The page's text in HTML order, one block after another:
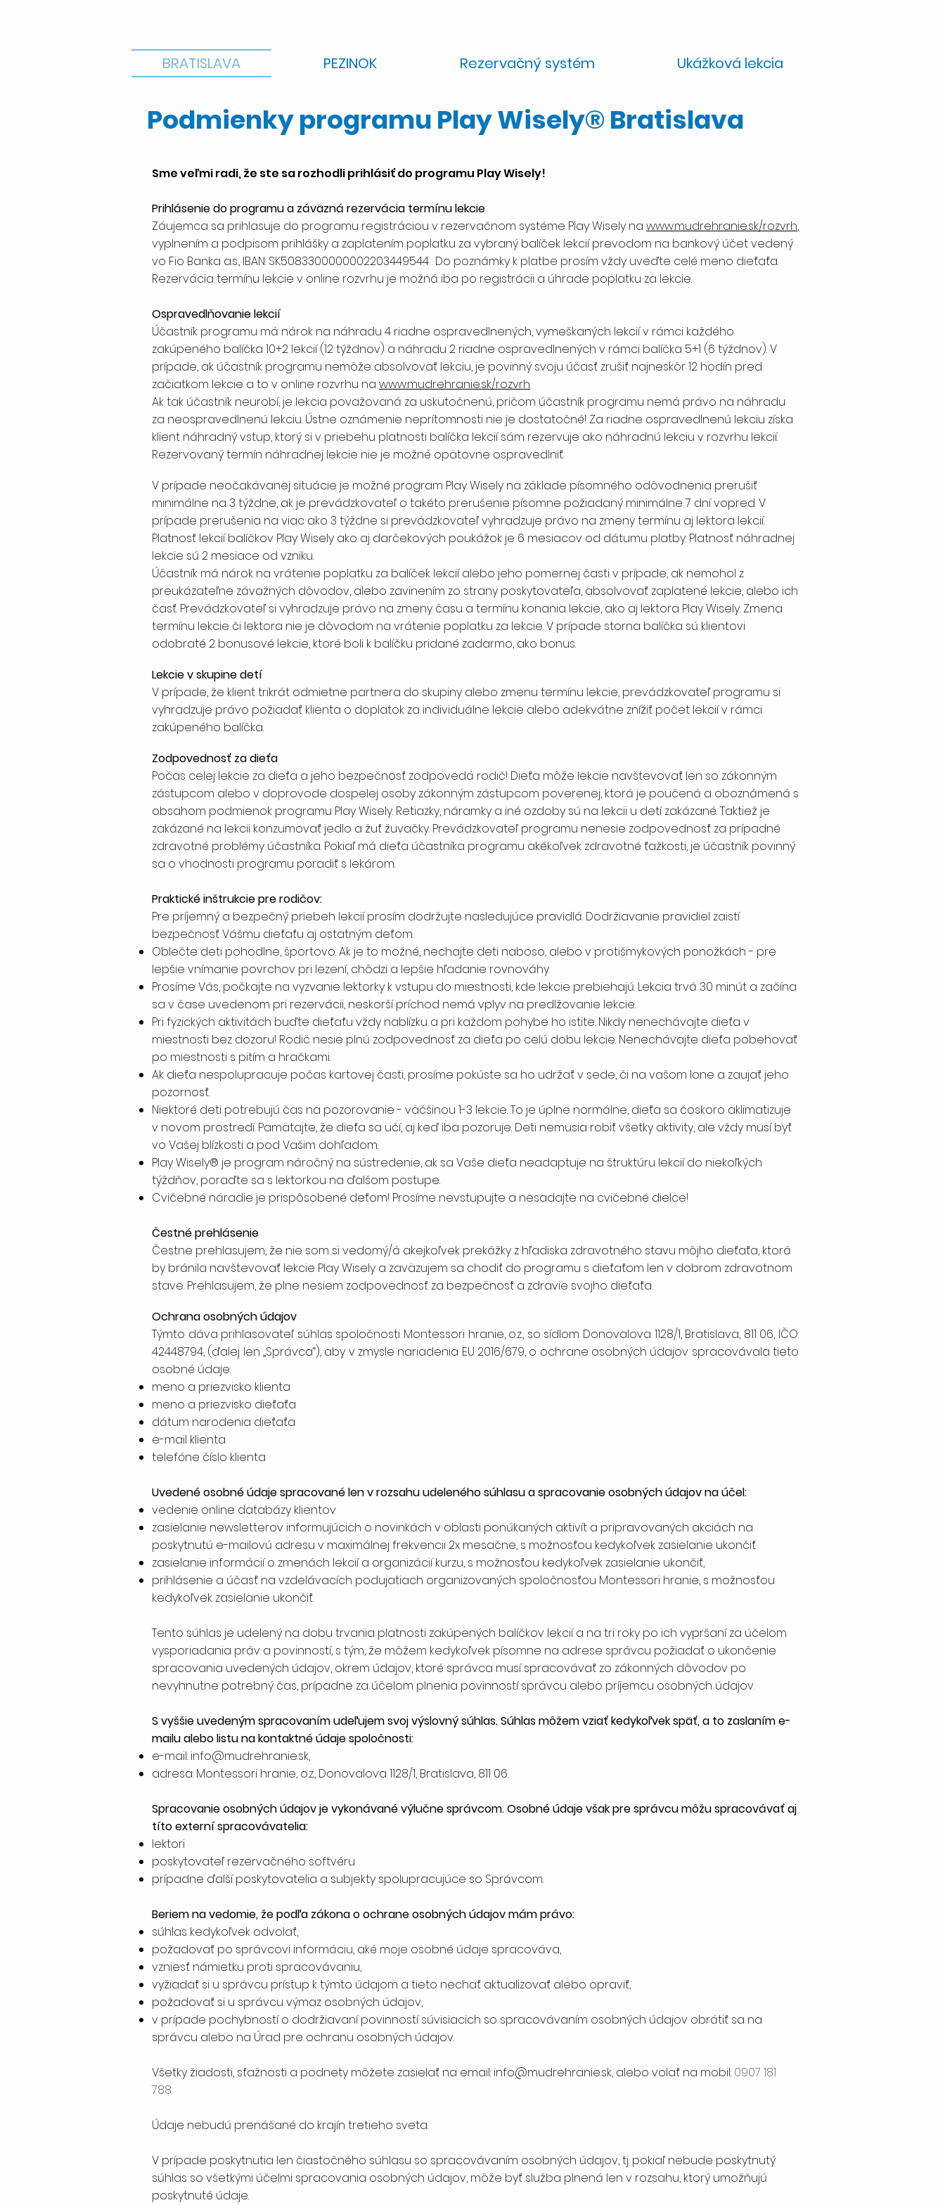
BRATISLAVA PEZINOK Rezervačný systém Ukážková lekcia
Podmienky programu Play Wisely® Bratislava
Sme veľmi radi, že ste sa rozhodli prihlásiť do programu Play Wisely!
Prihlásenie do programu a záväzná rezervácia termínu lekcie
Záujemca sa prihlasuje do programu registráciou v rezervačnom systéme Play Wisely na www.mudrehranie.sk/rozvrh,
vyplnením a podpisom prihlášky a zaplatením poplatku za vybraný balíček lekcií prevodom na bankový účet vedený
vo Fio Banka a.s., IBAN: SK5083300000002203449544 . Do poznámky k platbe prosím vždy uveďte celé meno dieťaťa.
Rezervácia termínu lekcie v online rozvrhu je možná iba po registrácii a úhrade poplatku za lekcie.
Ospravedlňovanie lekcií
Účastník programu má nárok na náhradu 4 riadne ospravedlnených, vymeškaných lekcií v rámci každého
zakúpeného balíčka 10+2 lekcií (12 týždnov) a náhradu 2 riadne ospravedlnených v rámci balíčka 5+1 (6 týždnov). V
prípade, ak účastník programu nemôže absolvovať lekciu, je povinný svoju účasť zrušiť najneskôr 12 hodín pred
začiatkom lekcie a to v online rozvrhu na www.mudrehranie.sk/rozvrh.
Ak tak účastník neurobí, je lekcia považovaná za uskutočnenú, pričom účastník programu nemá právo na náhradu
za neospravedlnenú lekciu. Ústne oznámenie neprítomnosti nie je dostatočné! Za riadne ospravedlnenú lekciu získa
klient náhradný vstup, ktorý si v priebehu platnosti balíčka lekcií sám rezervuje ako náhradnú lekciu v rozvrhu lekcií.
Rezervovaný termín náhradnej lekcie nie je možné opätovne ospravedlniť.
V prípade neočakávanej situácie je možné program Play Wisely na základe písomného odôvodnenia prerušiť
minimálne na 3 týždne, ak je prevádzkovateľ o takéto prerušenie písomne požiadaný minimálne 7 dní vopred. V
prípade prerušenia na viac ako 3 týždne si prevádzkovateľ vyhradzuje právo na zmeny termínu aj lektora lekcií.
Platnosť lekcií balíčkov Play Wisely ako aj darčekových poukážok je 6 mesiacov od dátumu platby. Platnosť náhradnej
lekcie sú 2 mesiace od vzniku.
Účastník má nárok na vrátenie poplatku za balíček lekcií alebo jeho pomernej časti v prípade, ak nemohol z
preukázateľne závažných dôvodov, alebo zavinením zo strany poskytovateľa, absolvovať zaplatené lekcie, alebo ich
časť. Prevádzkovateľ si vyhradzuje právo na zmeny času a termínu konania lekcie, ako aj lektora Play Wisely. Zmena
termínu lekcie či lektora nie je dôvodom na vrátenie poplatku za lekcie. V prípade storna balíčka sú klientovi
odobraté 2 bonusové lekcie, ktoré boli k balíčku pridané zadarmo, ako bonus.
Lekcie v skupine detí
V prípade, že klient trikrát odmietne partnera do skupiny alebo zmenu termínu lekcie, prevádzkovateľ programu si
vyhradzuje právo požiadať klienta o doplatok za individuálne lekcie alebo adekvátne znížiť počet lekcií v rámci
zakúpeného balíčka.
Zodpovednosť za dieťa
Počas celej lekcie za dieťa a jeho bezpečnosť zodpovedá rodič! Dieťa môže lekcie navštevovať len so zákonným
zástupcom alebo v doprovode dospelej osoby zákonným zástupcom poverenej, ktorá je poučená a oboznámená s
obsahom podmienok programu Play Wisely. Retiazky, náramky a iné ozdoby sú na lekcii u detí zakázané. Taktiež je
zakázané na lekcii konzumovať jedlo a žuť žuvačky. Prevádzkovateľ programu nenesie zodpovednosť za prípadné
zdravotné problémy účastníka. Pokiaľ má dieťa účastníka programu akékoľvek zdravotné ťažkosti, je účastník povinný
sa o vhodnosti programu poradiť s lekárom.
Praktické inštrukcie pre rodičov:
Pre príjemný a bezpečný priebeh lekcií prosím dodržujte nasledujúce pravidlá. Dodržiavanie pravidiel zaistí
bezpečnosť Vášmu dieťaťu aj ostatným deťom.
Oblečte deti pohodlne, športovo. Ak je to možné, nechajte deti naboso, alebo v protišmykových ponožkách - pre
lepšie vnímanie povrchov pri lezení, chôdzi a lepšie hľadanie rovnováhy.
Prosíme Vás, počkajte na vyzvanie lektorky k vstupu do miestnosti, kde lekcie prebiehajú. Lekcia trvá 30 minút a začína
sa v čase uvedenom pri rezervácii, neskorší príchod nemá vplyv na predlžovanie lekcie.
Pri fyzických aktivitách buďte dieťaťu vždy nablízku a pri každom pohybe ho istite. Nikdy nenechávajte dieťa v
miestnosti bez dozoru! Rodič nesie plnú zodpovednosť za dieťa po celú dobu lekcie. Nenechávajte dieťa pobehovať
po miestnosti s pitím a hračkami.
Ak dieťa nespolupracuje počas kartovej časti, prosíme pokúste sa ho udržať v sede, či na vašom lone a zaujať jeho
pozornosť.
Niektoré deti potrebujú čas na pozorovanie - väčšinou 1-3 lekcie. To je úplne normálne, dieťa sa čoskoro aklimatizuje
v novom prostredí. Pamätajte, že dieťa sa učí, aj keď iba pozoruje. Deti nemusia robiť všetky aktivity, ale vždy musí byť
vo Vašej blízkosti a pod Vašim dohľadom.
Play Wisely® je program náročný na sústredenie, ak sa Vaše dieťa neadaptuje na štruktúru lekcií do niekoľkých
týždňov, poraďte sa s lektorkou na ďalšom postupe.
Cvičebné náradie je prispôsobené deťom! Prosíme nevstupujte a nesadajte na cvičebné dielce!
Čestné prehlásenie
Čestne prehlasujem, že nie som si vedomý/á akejkoľvek prekážky z hľadiska zdravotného stavu môjho dieťaťa, ktorá
by bránila navštevovať lekcie Play Wisely a zaväzujem sa chodiť do programu s dieťaťom len v dobrom zdravotnom
stave. Prehlasujem, že plne nesiem zodpovednosť za bezpečnosť a zdravie svojho dieťaťa.
Ochrana osobných údajov
Týmto dáva prihlasovateľ súhlas spoločnosti Montessori hranie, o.z., so sídlom Donovalova 1128/1, Bratislava, 811 06, IČO:
42448794, (ďalej len „Správca“), aby v zmysle nariadenia EU 2016/679, o ochrane osobných údajov spracovávala tieto
osobné údaje:
meno a priezvisko klienta
meno a priezvisko dieťaťa
dátum narodenia dieťaťa
e-mail klienta
telefóne číslo klienta
Uvedené osobné údaje spracované len v rozsahu udeleného súhlasu a spracovanie osobných údajov na účel:
vedenie online databázy klientov
zasielanie newsletterov informujúcich o novinkách v oblasti ponúkaných aktivít a pripravovaných akciách na
poskytnutú e-mailovú adresu v maximálnej frekvencii 2x mesačne, s možnosťou kedykoľvek zasielanie ukončiť
zasielanie informácií o zmenách lekcií a organizácií kurzu, s možnosťou kedykoľvek zasielanie ukončiť,
prihlásenie a účasť na vzdelávacích podujatiach organizovaných spoločnosťou Montessori hranie, s možnosťou
kedykoľvek zasielanie ukončiť.
Tento súhlas je udelený na dobu trvania platnosti zakúpených balíčkov lekcií a na tri roky po ich vypršaní za účelom
vysporiadania práv a povinností, s tým, že môžem kedykoľvek písomne na adrese správcu požiadať o ukončenie
spracovania uvedených údajov, okrem údajov, ktoré správca musí spracovávať zo zákonných dôvodov po
nevyhnutne potrebný čas, prípadne za účelom plnenia povinností správcu alebo príjemcu osobných údajov.
S vyššie uvedeným spracovaním udeľujem svoj výslovný súhlas. Súhlas môžem vziať kedykoľvek späť, a to zaslaním e-
mailu alebo listu na kontaktné údaje spoločnosti:
e-mail: info@mudrehranie.sk,
adresa: Montessori hranie, o.z., Donovalova 1128/1, Bratislava, 811 06.
Spracovanie osobných údajov je vykonávané výlučne správcom. Osobné údaje však pre správcu môžu spracovávať aj
títo externí spracovávatelia:
lektori
poskytovateľ rezervačného softvéru
prípadne ďalší poskytovatelia a subjekty spolupracujúce so Správcom.
Beriem na vedomie, že podľa zákona o ochrane osobných údajov mám právo:
súhlas kedykoľvek odvolať,
požadovať po správcovi informáciu, aké moje osobné údaje spracováva,
vzniesť námietku proti spracovávaniu,
vyžiadať si u správcu prístup k týmto údajom a tieto nechať aktualizovať alebo opraviť,
požadovať si u správcu výmaz osobných údajov,
v prípade pochybností o dodržiavaní povinností súvisiacich so spracovávaním osobných údajov obrátiť sa na
správcu alebo na Úrad pre ochranu osobných údajov.
Všetky žiadosti, sťažnosti a podnety môžete zasielať na email: info@mudrehranie.sk, alebo volať na mobil: 0907 181
788.
Údaje nebudú prenášané do krajín tretieho sveta.
V prípade poskytnutia len čiastočného súhlasu so spracovávaním osobných údajov, tj. pokiaľ nebude poskytnutý
súhlas so všetkými účelmi spracovania osobných údajov, môže byť služba plnená len v rozsahu, ktorý umožňujú
poskytnuté údaje.